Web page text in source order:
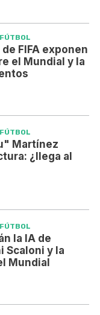
FIFA exponen
el Mundial y la
Martínez
¿llega al
la IA de
Scaloni y la
Mundial